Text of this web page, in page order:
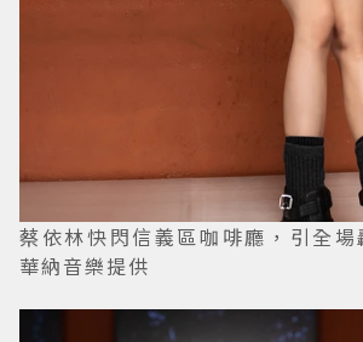
蔡依林快閃信義區咖啡廳，引全場
華納音樂提供